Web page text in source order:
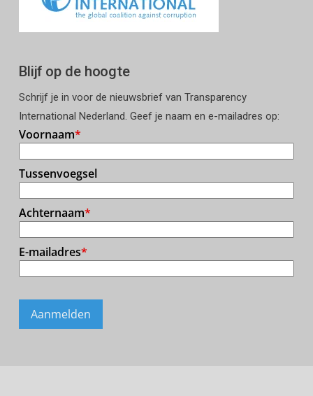
Blijf op de hoogte
Schrijf je in voor de nieuwsbrief van Transparency
International Nederland. Geef je naam en e-mailadres op: